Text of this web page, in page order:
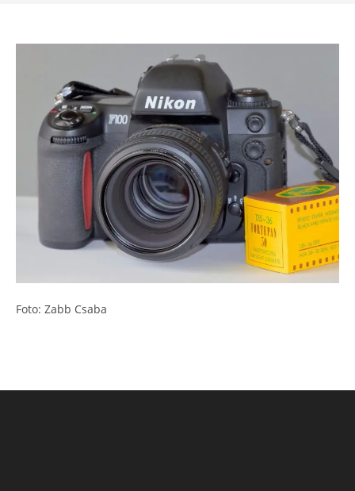
Foto: Zabb Csaba